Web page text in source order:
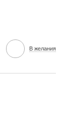
В желания